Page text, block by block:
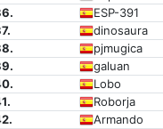
ESP-391
dinosaura
pjmugica
galuan
Lobo
Roborja
Armando